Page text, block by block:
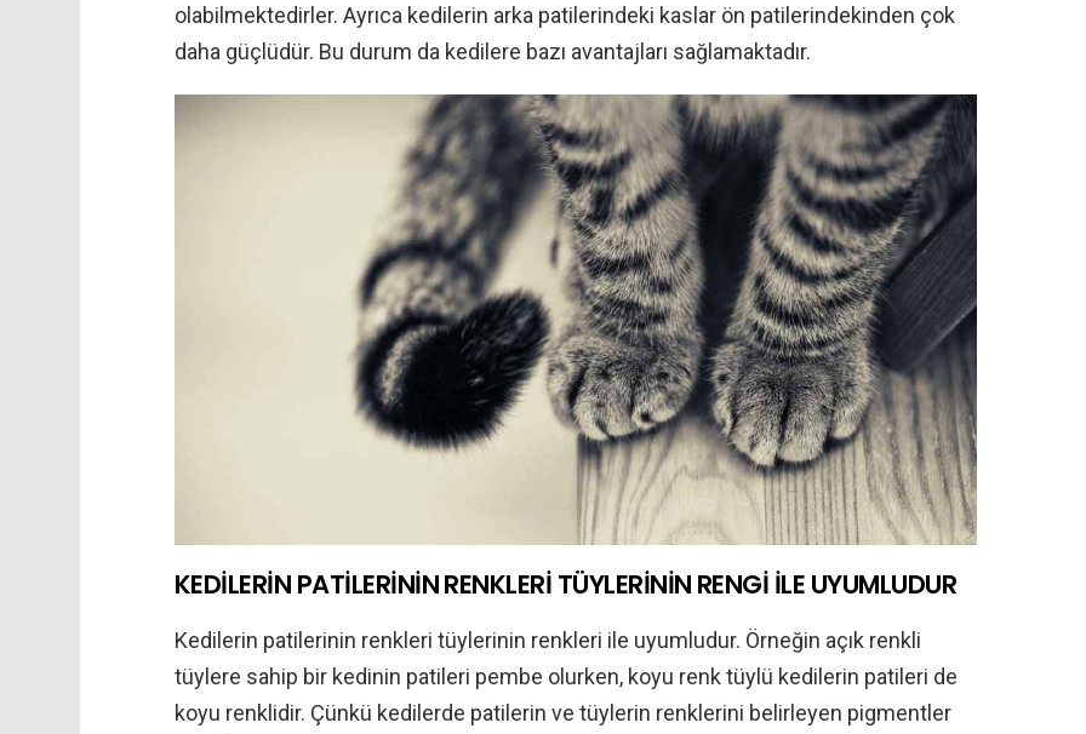
olabilmektedirler. Ayrıca kedilerin arka patilerindeki kaslar ön patilerindekinden çok
daha güçlüdür. Bu durum da kedilere bazı avantajları sağlamaktadır.
KEDİLERİN PATİLERİNİN RENKLERİ TÜYLERİNİN RENGİ İLE UYUMLUDUR
Kedilerin patilerinin renkleri tüylerinin renkleri ile uyumludur. Örneğin açık renkli
tüylere sahip bir kedinin patileri pembe olurken, koyu renk tüylü kedilerin patileri de
koyu renklidir. Çünkü kedilerde patilerin ve tüylerin renklerini belirleyen pigmentler